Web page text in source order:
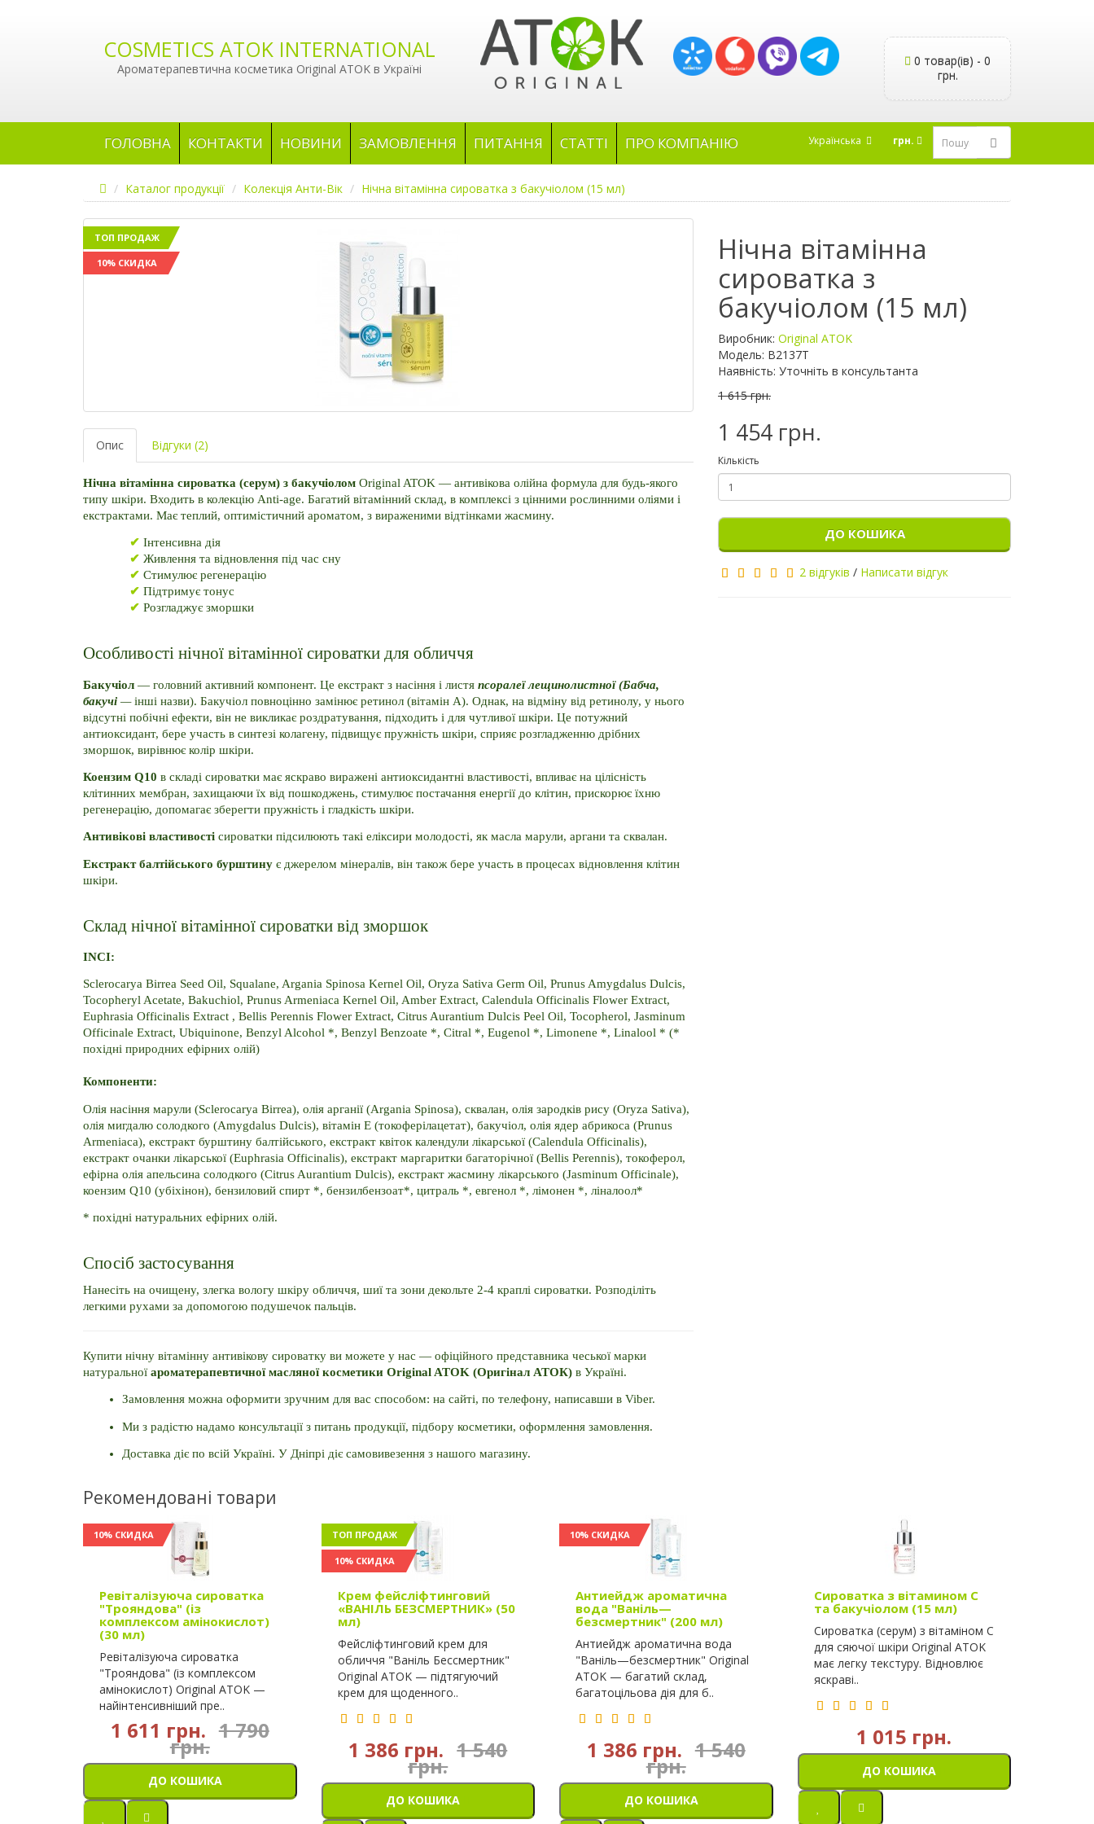
COSMETICS ATOK INTERNATIONAL
Ароматерапевтична косметика Original ATOK в Україні
0 товар(ів) - 0
грн.
ГОЛОВНА КОНТАКТИ НОВИНИ ЗАМОВЛЕННЯ ПИТАННЯ СТАТТІ ПРО КОМПАНІЮ Українська грн.
Каталог продукції Колекція Анти-Вік Нічна вітамінна сироватка з бакучіолом (15 мл)
ТОП ПРОДАЖ
10% СКИДКА
Опис Відгуки (2)
Нічна вітамінна сироватка (серум) з бакучіолом Original ATOK — антивікова олійна формула для будь-якого
типу шкіри. Входить в колекцію Anti-age. Багатий вітамінний склад, в комплексі з цінними рослинними оліями і
екстрактами. Має теплий, оптимістичний ароматом, з вираженими відтінками жасмину.
✔ Інтенсивна дія
✔ Живлення та відновлення під час сну
✔ Стимулює регенерацію
✔ Підтримує тонус
✔ Розгладжує зморшки
Особливості нічної вітамінної сироватки для обличчя
Бакучіол — головний активний компонент. Це екстракт з насіння і листя псоралеї лещинолистної (Бабча,
бакучі — інші назви). Бакучіол повноцінно замінює ретинол (вітамін A). Однак, на відміну від ретинолу, у нього
відсутні побічні ефекти, він не викликає роздратування, підходить і для чутливої шкіри. Це потужний
антиоксидант, бере участь в синтезі колагену, підвищує пружність шкіри, сприяє розгладженню дрібних
зморшок, вирівнює колір шкіри.
Коензим Q10 в складі сироватки має яскраво виражені антиоксидантні властивості, впливає на цілісність
клітинних мембран, захищаючи їх від пошкоджень, стимулює постачання енергії до клітин, прискорює їхню
регенерацію, допомагає зберегти пружність і гладкість шкіри.
Антивікові властивості сироватки підсилюють такі еліксири молодості, як масла марули, аргани та сквалан.
Екстракт балтійського бурштину є джерелом мінералів, він також бере участь в процесах відновлення клітин
шкіри.
Склад нічної вітамінної сироватки від зморшок
INCI:
Sclerocarya Birrea Seed Oil, Squalane, Argania Spinosa Kernel Oil, Oryza Sativa Germ Oil, Prunus Amygdalus Dulcis,
Tocopheryl Acetate, Bakuchiol, Prunus Armeniaca Kernel Oil, Amber Extract, Calendula Officinalis Flower Extract,
Euphrasia Officinalis Extract , Bellis Perennis Flower Extract, Citrus Aurantium Dulcis Peel Oil, Tocopherol, Jasminum
Officinale Extract, Ubiquinone, Benzyl Alcohol *, Benzyl Benzoate *, Citral *, Eugenol *, Limonene *, Linalool * (*
похідні природних ефірних олій)
Компоненти:
Олія насіння марули (Sclerocarya Birrea), олія арганії (Argania Spinosa), сквалан, олія зародків рису (Oryza Sativa),
олія мигдалю солодкого (Amygdalus Dulcis), вітамін E (токоферілацетат), бакучіол, олія ядер абрикоса (Prunus
Armeniaca), екстракт бурштину балтійського, екстракт квіток календули лікарської (Calendula Officinalis),
екстракт очанки лікарської (Euphrasia Officinalis), екстракт маргаритки багаторічної (Bellis Perennis), токоферол,
ефірна олія апельсина солодкого (Citrus Aurantium Dulcis), екстракт жасмину лікарського (Jasminum Officinale),
коензим Q10 (убіхінон), бензиловий спирт *, бензилбензоат*, цитраль *, евгенол *, лімонен *, ліналоол*
* похідні натуральних ефірних олій.
Спосіб застосування
Нанесіть на очищену, злегка вологу шкіру обличчя, шиї та зони декольте 2-4 краплі сироватки. Розподіліть
легкими рухами за допомогою подушечок пальців.
Купити нічну вітамінну антивікову сироватку ви можете у нас — офіційного представника чеської марки
натуральної ароматерапевтичної масляної косметики Original ATOK (Оригінал АТОК) в Україні.
Замовлення можна оформити зручним для вас способом: на сайті, по телефону, написавши в Viber.
Ми з радістю надамо консультації з питань продукції, підбору косметики, оформлення замовлення.
Доставка діє по всій Україні. У Дніпрі діє самовивезення з нашого магазину.
Нічна вітамінна
сироватка з
бакучіолом (15 мл)
Виробник: Original ATOK
Модель: B2137T
Наявність: Уточніть в консультанта
1 615 грн.
1 454 грн.
Кількість
ДО КОШИКА
2 відгуків / Написати відгук
Рекомендовані товари
10% СКИДКА
Ревіталізуюча сироватка
"Трояндова" (із
комплексом амінокислот)
(30 мл)
Ревіталізуюча сироватка
"Трояндова" (із комплексом
амінокислот) Original ATOK —
найінтенсивніший пре..
1 611 грн. 1 790
грн.
ДО КОШИКА
ТОП ПРОДАЖ
10% СКИДКА
Крем фейсліфтинговий
«ВАНІЛЬ БЕЗСМЕРТНИК» (50
мл)
Фейсліфтинговий крем для
обличчя "Ваніль Бессмертник"
Original ATOK — підтягуючий
крем для щоденного..
1 386 грн. 1 540
грн.
ДО КОШИКА
10% СКИДКА
Антиейдж ароматична
вода "Ваніль—
безсмертник" (200 мл)
Антиейдж ароматична вода
"Ваніль—безсмертник" Original
ATOK — багатий склад,
багатоцільова дія для б..
1 386 грн. 1 540
грн.
ДО КОШИКА
Сироватка з вітамином C
та бакучіолом (15 мл)
Сироватка (серум) з вітаміном C
для сяючої шкіри Original ATOK
має легку текстуру. Відновлює
яскраві..
1 015 грн.
ДО КОШИКА